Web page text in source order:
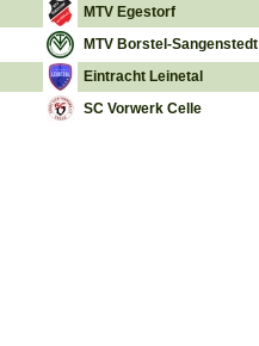
MTV Egestorf
MTV Borstel-Sangenstedt
Eintracht Leinetal
SC Vorwerk Celle